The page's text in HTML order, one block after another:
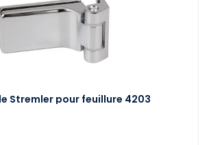
Stremler pour feuillure 4203